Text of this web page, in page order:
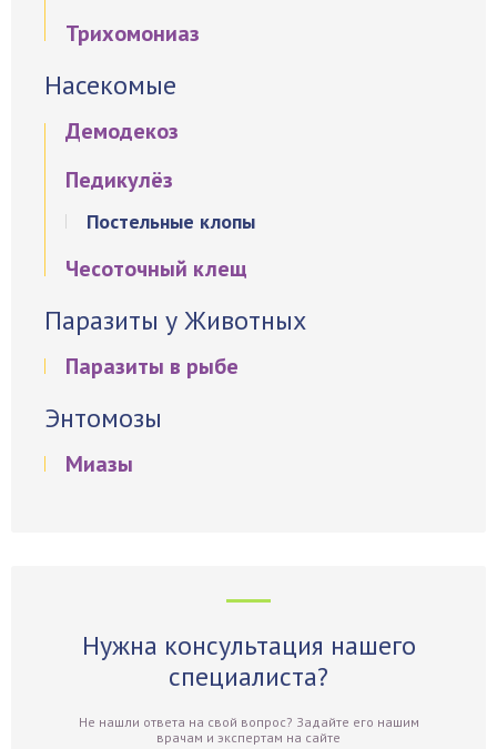
Трихомониаз
Насекомые
Демодекоз
Педикулёз
Постельные клопы
Чесоточный клещ
Паразиты у Животных
Паразиты в рыбе
Энтомозы
Миазы
Нужна консультация нашего
специалиста?
Не нашли ответа на свой вопрос? Задайте его нашим
врачам и экспертам на сайте